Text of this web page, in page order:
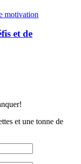
et de
et une tonne de